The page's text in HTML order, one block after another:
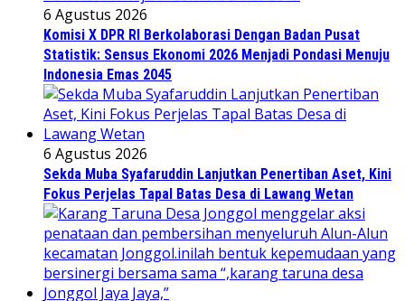
6 Agustus 2026
Komisi X DPR RI Berkolaborasi Dengan Badan Pusat
Statistik: Sensus Ekonomi 2026 Menjadi Pondasi Menuju
Indonesia Emas 2045
6 Agustus 2026
Sekda Muba Syafaruddin Lanjutkan Penertiban Aset, Kini
Fokus Perjelas Tapal Batas Desa di Lawang Wetan